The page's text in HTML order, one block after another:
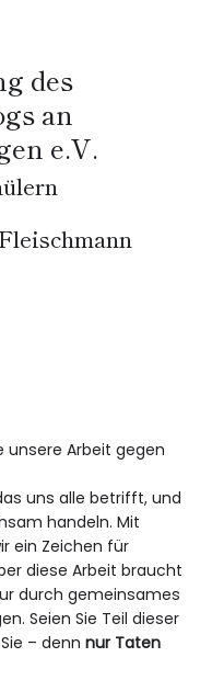
des
an
e.V.
unsere Arbeit gegen
uns alle betrifft, und
handeln. Mit
ein Zeichen für
diese Arbeit braucht
durch gemeinsames
Seien Sie Teil dieser
– dennnur Taten